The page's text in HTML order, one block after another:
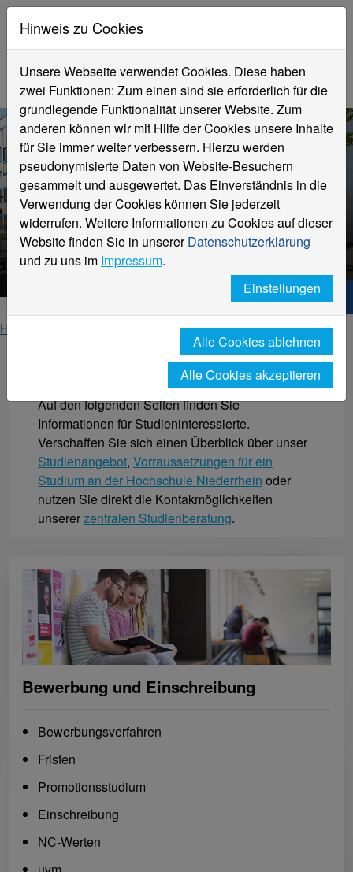
Studieninteressierte
Hochschule Niederrhein. Dein Weg.
Home
Studieninteressierte
Herzlich willkommen!
Auf den folgenden Seiten finden Sie
Informationen für Studieninteressierte.
Verschaffen Sie sich einen Überblick über unser
Studienangebot, Vorraussetzungen für ein
Studium an der Hochschule Niederrhein oder
nutzen Sie direkt die Kontakmöglichkeiten
unsererzentralen Studienberatung.
Bewerbung und Einschreibung
Bewerbungsverfahren
Fristen
Promotionsstudium
Einschreibung
NC-Werten
Hinweis zu Cookies
Unsere Webseite verwendet Cookies. Diese haben
zwei Funktionen: Zum einen sind sie erforderlich für die
grundlegende Funktionalität unserer Website. Zum
anderen können wir mit Hilfe der Cookies unsere Inhalte
für Sie immer weiter verbessern. Hierzu werden
pseudonymisierte Daten von Website-Besuchern
gesammelt und ausgewertet. Das Einverständnis in die
Verwendung der Cookies können Sie jederzeit
widerrufen. Weitere Informationen zu Cookies auf dieser
Website finden Sie in unsererDatenschutzerklärung
und zu uns im Impressum.
Einstellungen
Alle Cookies ablehnen
Alle Cookies akzeptieren